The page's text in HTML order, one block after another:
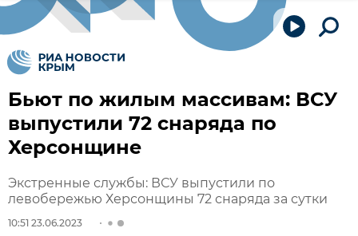
Бьют по жилым массивам: ВСУ
выпустили 72 снаряда по
Херсонщине
Экстренные службы: ВСУ выпустили по
левобережью Херсонщины 72 снаряда за сутки
10:51 23.06.2023